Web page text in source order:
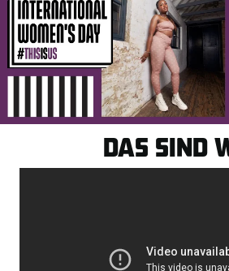
VON FRAUEN.
DAS SIND